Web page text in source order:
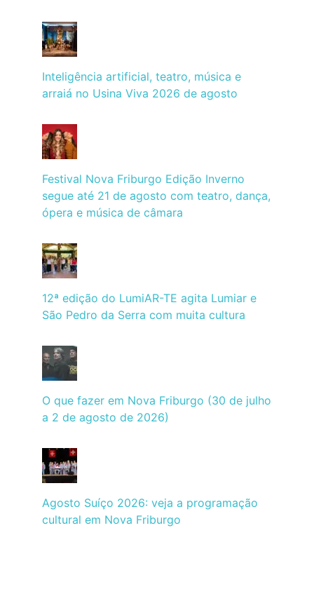
Inteligência artificial, teatro, música e
arraiá no Usina Viva 2026 de agosto
Festival Nova Friburgo Edição Inverno
segue até 21 de agosto com teatro, dança,
ópera e música de câmara
12ª edição do LumiAR-TE agita Lumiar e
São Pedro da Serra com muita cultura
O que fazer em Nova Friburgo (30 de julho
a 2 de agosto de 2026)
Agosto Suíço 2026: veja a programação
cultural em Nova Friburgo